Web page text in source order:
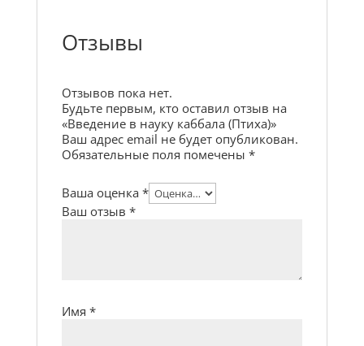
Отзывы
Отзывов пока нет.
Будьте первым, кто оставил отзыв на
«Введение в науку каббала (Птиха)»
Ваш адрес email не будет опубликован.
Обязательные поля помечены *
Ваша оценка *
Ваш отзыв *
Имя *